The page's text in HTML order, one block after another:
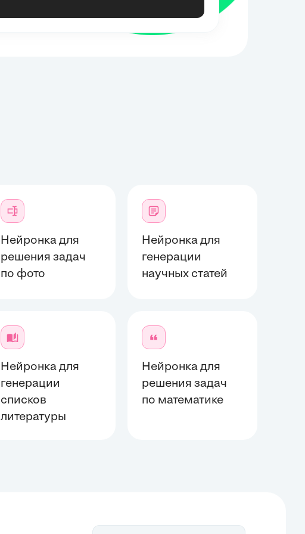
Нейронка для
решения задач
по фото
Нейронка для
генерации
научных статей
Нейронка для
генерации
списков
литературы
Нейронка для
решения задач
по математике